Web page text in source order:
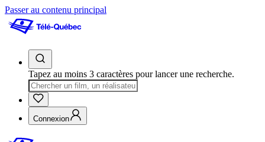
Passer au contenu principal
Tapez au moins 3 caractères pour lancer une recherche.
Connexion